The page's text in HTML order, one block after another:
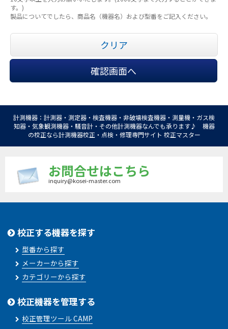
す。)
製品についてでしたら、商品名（機器名）および型番をご記入ください。
クリア
確認画面へ
計測機器：計測器・測定器・検査機器・非破壊検査機器・測量機・ガス検
知器・気象観測機器・騒音計・その他計測機器なんでも承ります♪ 機器
の校正なら計測機器校正・点検・修理専門サイト 校正マスター
お問合せはこちら
inquiry@kosei-master.com
校正する機器を探す
型番から探す
メーカーから探す
カテゴリーから探す
校正機器を管理する
校正管理ツール CAMP